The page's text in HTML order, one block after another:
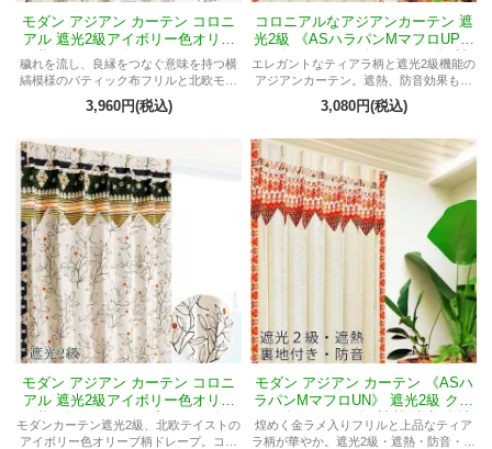
モダン アジアン カーテン コロニ
アル 遮光2級アイボリー色オリー
ブ柄アジアン《ASナッツMサム
イ》
穢れを流し、良縁をつなぐ意味を持つ横
縞模様のバティック布フリルと北欧モチ
ーフのアイボリー色オリーブ柄ドレープ
がコラボ。モダン遮光2級アジアンカーテ
3,960円(税込)
コロニアルなアジアンカーテン 遮
光2級 《ASハラパンMマフロUP》
モダン クリーム色 ティアラ柄 遮
熱 防音 裏地付き
エレガントなティアラ柄と遮光2級機能の
アジアンカーテン。遮熱、防音効果も兼
ね備え、豪華さと実用性が融合。
3,080円(税込)
モダン アジアン カーテン コロニ
アル 遮光2級アイボリー色オリー
ブ柄《ASナッツMプーケット》
モダンカーテン遮光2級、北欧テイストの
アイボリー色オリーブ柄ドレープ。コロ
モダン アジアン カーテン 《ASハ
ラパンMマフロUN》 遮光2級 クリ
ーム色 ティアラ柄 遮熱 防音 裏地
付き
煌めく金ラメ入りフリルと上品なティア
ラ柄が華やか。遮光2級・遮熱・防音・裏